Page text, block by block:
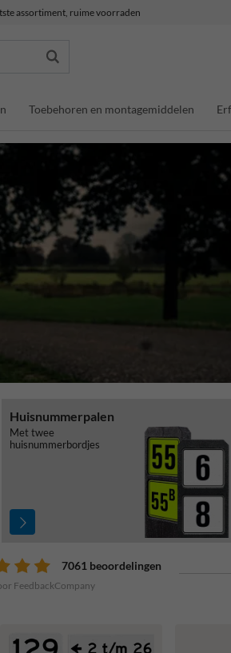
assortiment, ruime voorraden
Toebehoren en montagemiddelen
Huisnummerpalen
Met twee
huisnummerbordjes
7061 beoordelingen
FeedbackCompany